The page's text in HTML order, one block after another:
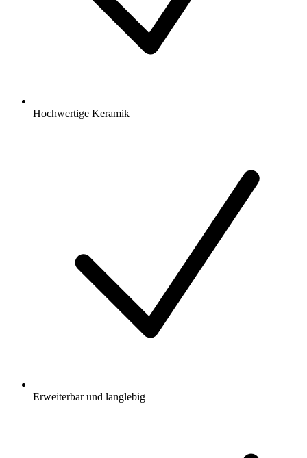
Hochwertige Keramik
Erweiterbar und langlebig